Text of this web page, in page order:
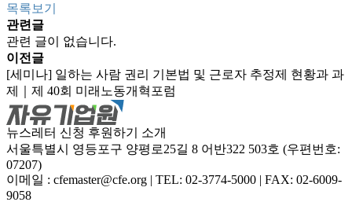
목록보기
관련글
관련 글이 없습니다.
이전글
[세미나] 일하는 사람 권리 기본법 및 근로자 추정제 현황과 과
제｜제 40회 미래노동개혁포럼
뉴스레터 신청 후원하기
소개
서울특별시 영등포구 양평로25길 8 어반322 503호 (우편번호:
07207)
이메일 : cfemaster@cfe.org | TEL: 02-3774-5000 | FAX: 02-6009-
9058